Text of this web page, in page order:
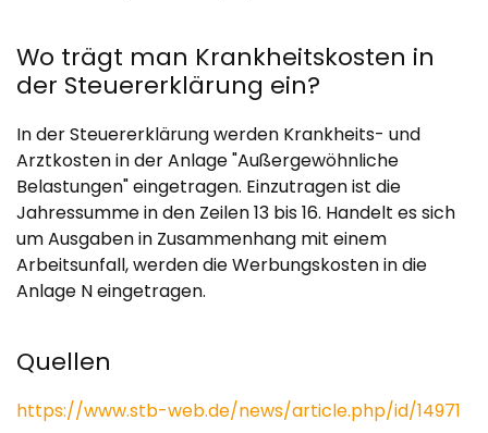
Wo trägt man Krankheitskosten in
der Steuererklärung ein?
In der Steuererklärung werden Krankheits- und
Arztkosten in der Anlage "Außergewöhnliche
Belastungen" eingetragen. Einzutragen ist die
Jahressumme in den Zeilen 13 bis 16. Handelt es sich
um Ausgaben in Zusammenhang mit einem
Arbeitsunfall, werden die Werbungskosten in die
Anlage N eingetragen.
Quellen
https://www.stb-web.de/news/article.php/id/14971